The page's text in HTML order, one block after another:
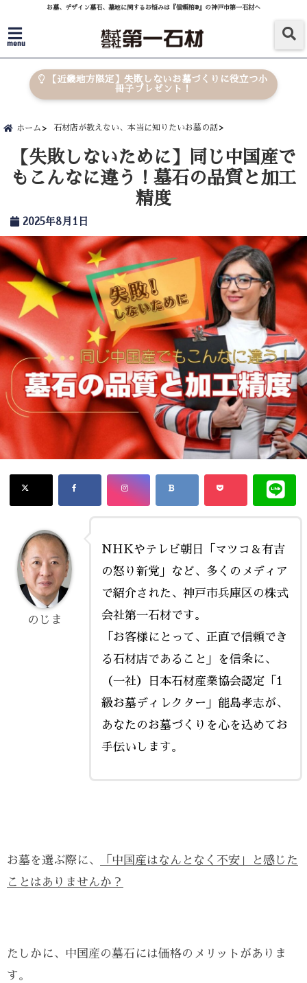
お墓、デザイン墓石、墓地に関するお悩みは『信頼棺®』の神戸市第一石材へ
menu
【近畿地方限定】失敗しないお墓づくりに役立つ小
冊子プレゼント！
ホーム 石材店が教えない、本当に知りたいお墓の話
【失敗しないために】同じ中国産で
もこんなに違う！墓石の品質と加工
精度
2025年8月1日
NHKやテレビ朝日「マツコ＆有吉
の怒り新党」など、多くのメディア
で紹介された、神戸市兵庫区の株式
会社第一石材です。
「お客様にとって、正直で信頼でき
る石材店であること」を信条に、
（一社）日本石材産業協会認定「1
級お墓ディレクター」能島孝志が、
あなたのお墓づくりを心を込めてお
手伝いします。
のじま
お墓を選ぶ際に、
「中国産はなんとなく不安」と感じた
ことはありませんか？
たしかに、中国産の墓石には価格のメリットがありま
す。